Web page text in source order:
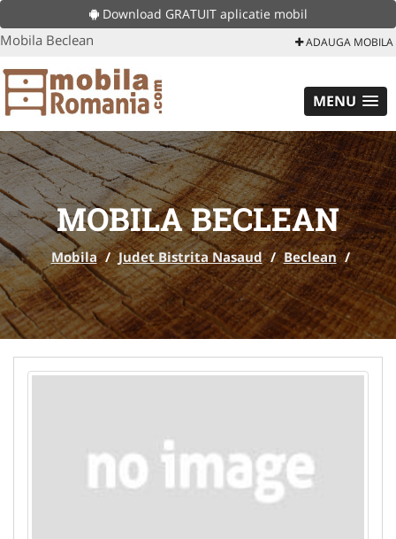
Download GRATUIT aplicatie mobil
Mobila Beclean ADAUGA MOBILA
MENU
MOBILA BECLEAN
Mobila / Judet Bistrita Nasaud / Beclean /